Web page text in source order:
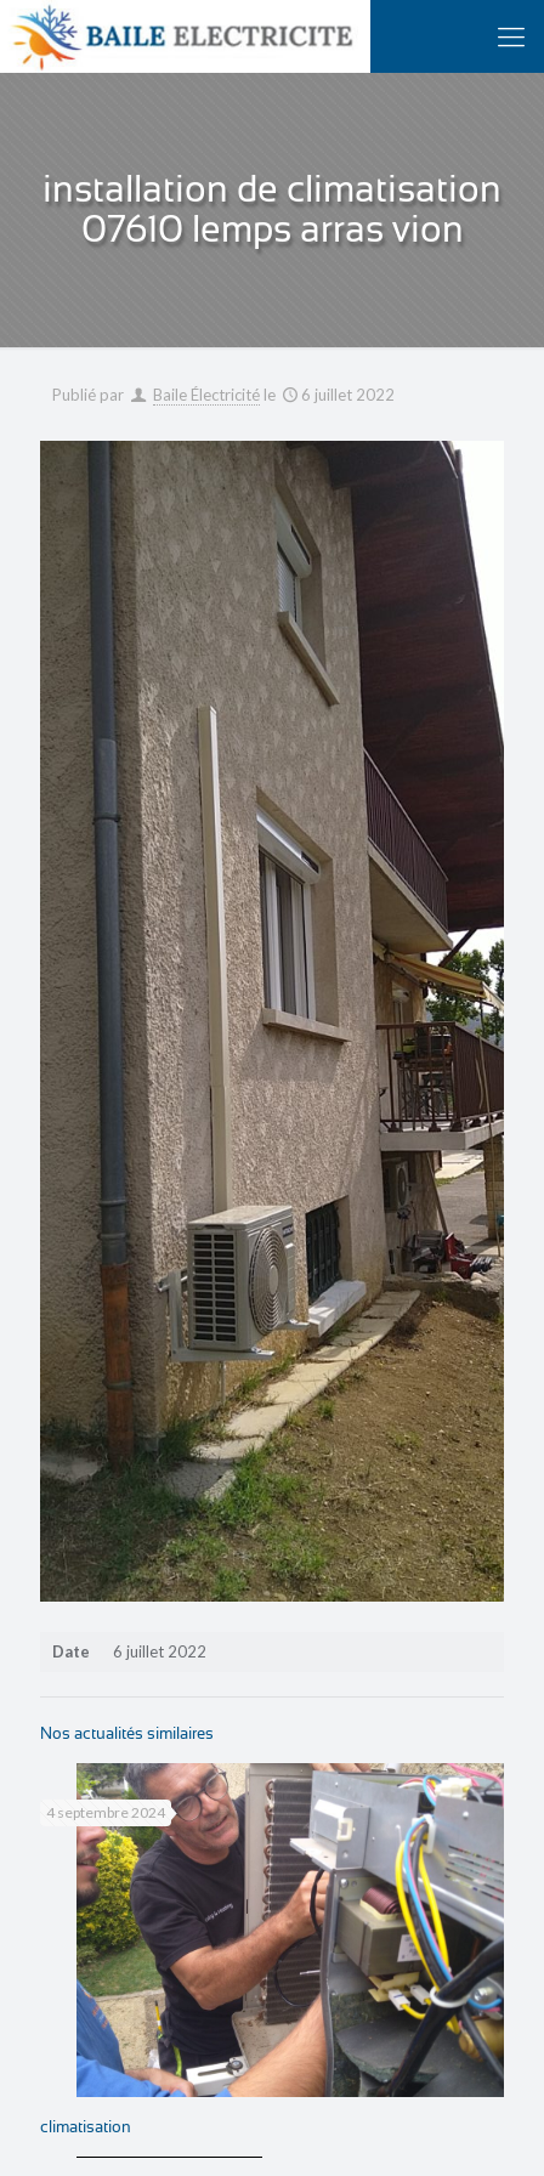
installation de climatisation
07610 lemps arras vion
Publié par Baile Électricité le 6 juillet 2022
Date 6 juillet 2022
Nos actualités similaires
4 septembre 2024
climatisation